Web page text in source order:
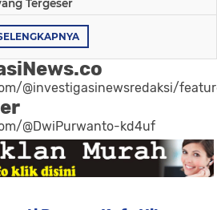
Tergeser
@investigasinewsredaksi/
@DwiPurwanto-kd4uf